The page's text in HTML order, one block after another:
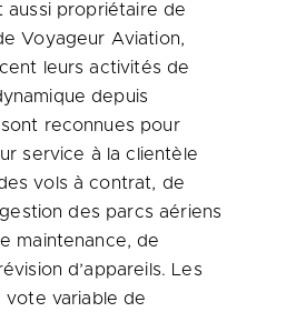
aussi propriétaire de
Voyageur Aviation,
leurs activités de
depuis
reconnues pour
service à la clientèle
vols à contrat, de
gestion des parcs aériens
maintenance, de
d’appareils. Les
variable de